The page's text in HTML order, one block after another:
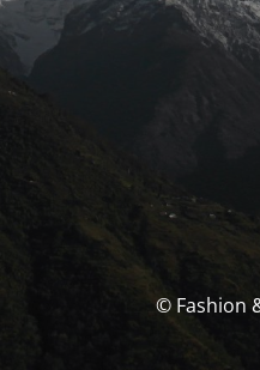
© Fashion